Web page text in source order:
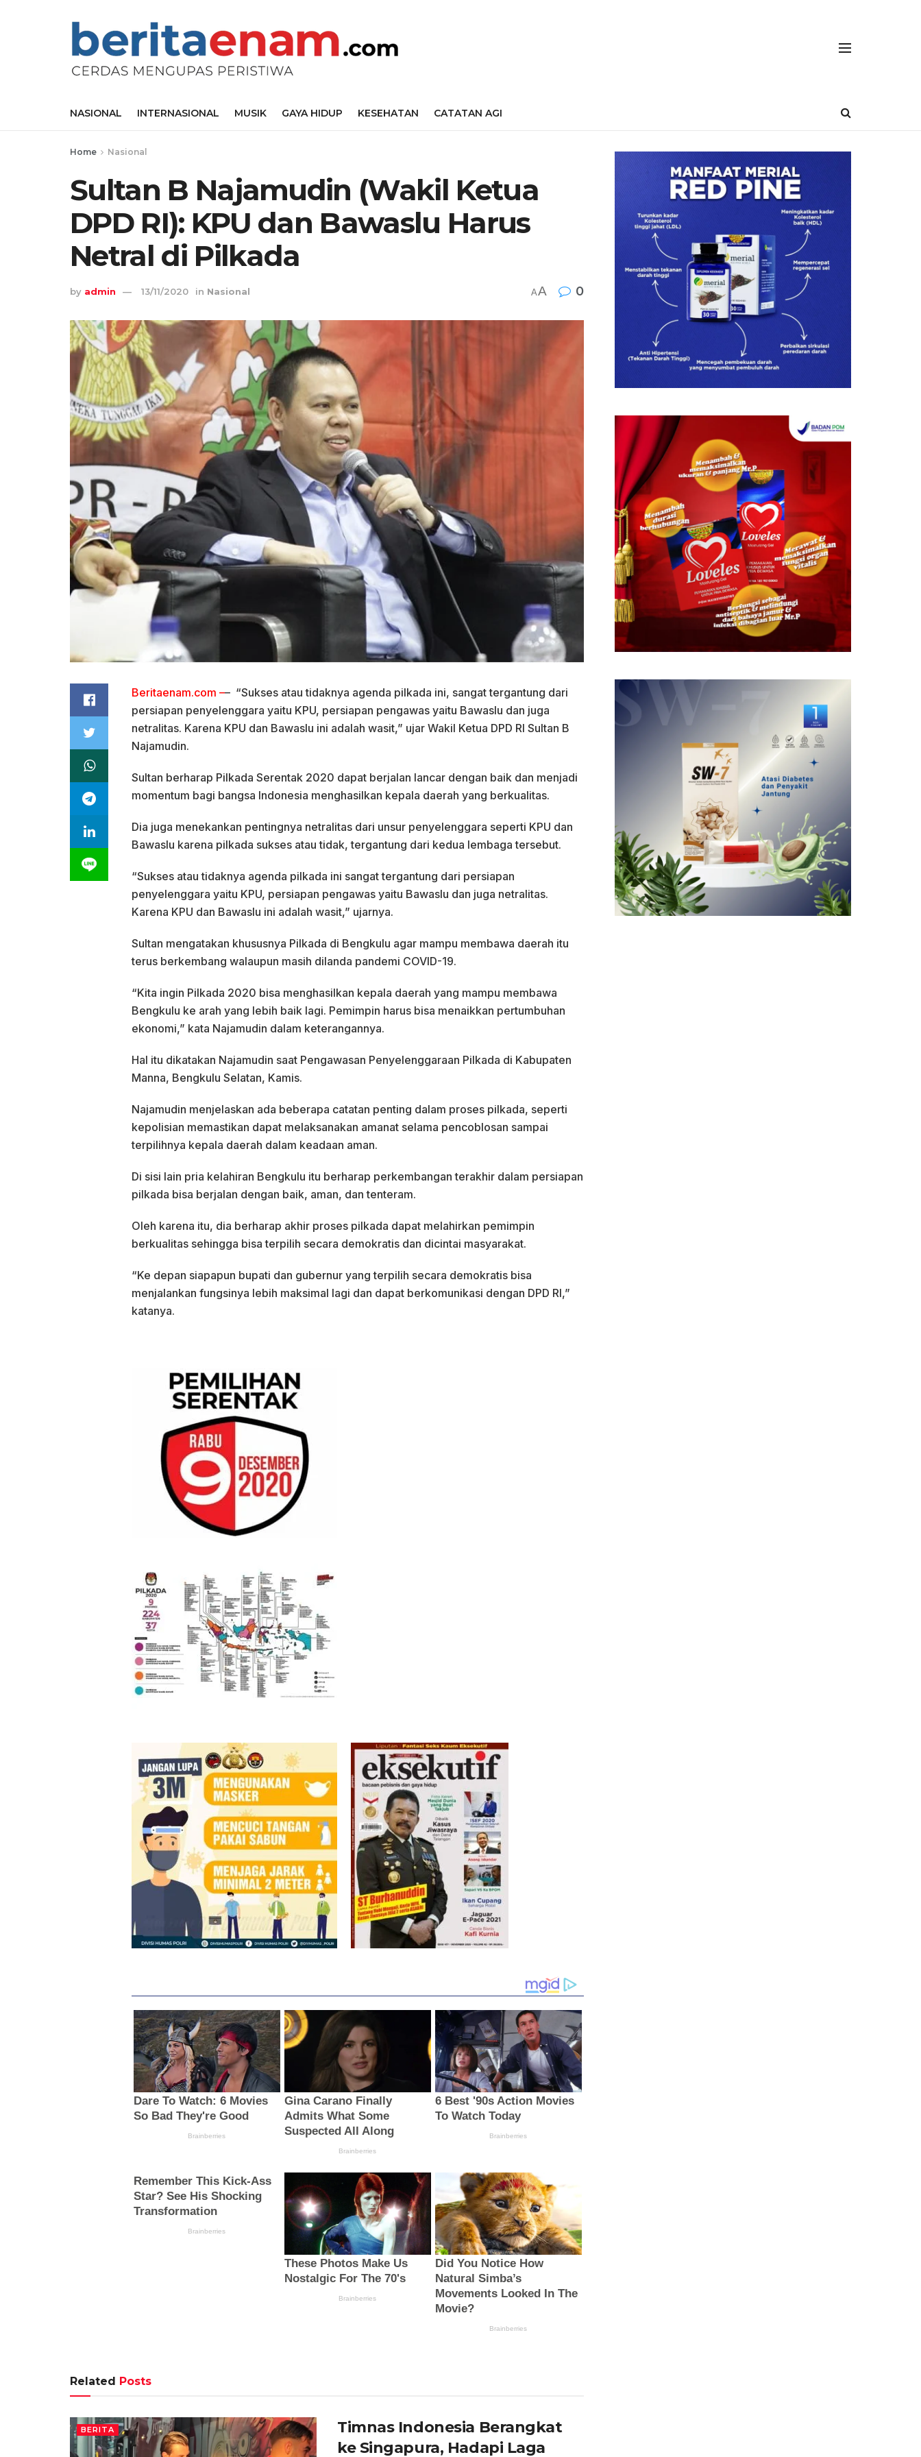
NASIONAL INTERNASIONAL MUSIK GAYA HIDUP KESEHATAN CATATAN AGI
Home Nasional
Sultan B Najamudin (Wakil Ketua
DPD RI): KPU dan Bawaslu Harus
Netral di Pilkada
by admin 13/11/2020 in Nasional AA 0
Beritaenam.com –– “Sukses atau tidaknya agenda pilkada ini, sangat tergantung dari
persiapan penyelenggara yaitu KPU, persiapan pengawas yaitu Bawaslu dan juga
netralitas. Karena KPU dan Bawaslu ini adalah wasit,” ujar Wakil Ketua DPD RI Sultan B
Najamudin.
Sultan berharap Pilkada Serentak 2020 dapat berjalan lancar dengan baik dan menjadi
momentum bagi bangsa Indonesia menghasilkan kepala daerah yang berkualitas.
Dia juga menekankan pentingnya netralitas dari unsur penyelenggara seperti KPU dan
Bawaslu karena pilkada sukses atau tidak, tergantung dari kedua lembaga tersebut.
“Sukses atau tidaknya agenda pilkada ini sangat tergantung dari persiapan
penyelenggara yaitu KPU, persiapan pengawas yaitu Bawaslu dan juga netralitas.
Karena KPU dan Bawaslu ini adalah wasit,” ujarnya.
Sultan mengatakan khususnya Pilkada di Bengkulu agar mampu membawa daerah itu
terus berkembang walaupun masih dilanda pandemi COVID-19.
“Kita ingin Pilkada 2020 bisa menghasilkan kepala daerah yang mampu membawa
Bengkulu ke arah yang lebih baik lagi. Pemimpin harus bisa menaikkan pertumbuhan
ekonomi,” kata Najamudin dalam keterangannya.
Hal itu dikatakan Najamudin saat Pengawasan Penyelenggaraan Pilkada di Kabupaten
Manna, Bengkulu Selatan, Kamis.
Najamudin menjelaskan ada beberapa catatan penting dalam proses pilkada, seperti
kepolisian memastikan dapat melaksanakan amanat selama pencoblosan sampai
terpilihnya kepala daerah dalam keadaan aman.
Di sisi lain pria kelahiran Bengkulu itu berharap perkembangan terakhir dalam persiapan
pilkada bisa berjalan dengan baik, aman, dan tenteram.
Oleh karena itu, dia berharap akhir proses pilkada dapat melahirkan pemimpin
berkualitas sehingga bisa terpilih secara demokratis dan dicintai masyarakat.
“Ke depan siapapun bupati dan gubernur yang terpilih secara demokratis bisa
menjalankan fungsinya lebih maksimal lagi dan dapat berkomunikasi dengan DPD RI,”
katanya.
Related Posts
BERITA
Timnas Indonesia Berangkat
ke Singapura, Hadapi Laga